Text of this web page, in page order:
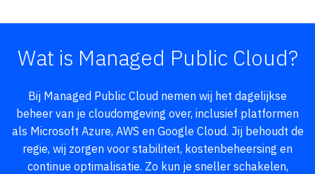
Wat is Managed Public Cloud?
Bij Managed Public Cloud nemen wij het dagelijkse
beheer van je cloudomgeving over, inclusief platformen
als Microsoft Azure, AWS en Google Cloud. Jij behoudt de
regie, wij zorgen voor stabiliteit, kostenbeheersing en
continue optimalisatie. Zo kun je sneller schakelen,